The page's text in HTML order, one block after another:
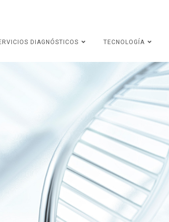
DIAGNÓSTICOS
TECNOLOGÍA